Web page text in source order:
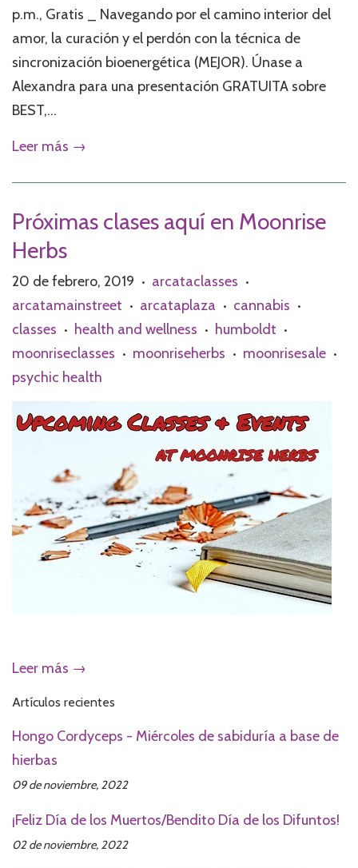
p.m., Gratis _ Navegando por el camino interior del
amor, la curación y el perdón con la técnica de
sincronización bioenergética (MEJOR). Únase a
Alexandra para una presentación GRATUITA sobre
BEST,...
Leer más →
Próximas clases aquí en Moonrise
Herbs
20 de febrero, 2019 • arcataclasses •
arcatamainstreet • arcataplaza • cannabis •
classes • health and wellness • humboldt •
moonriseclasses • moonriseherbs • moonrisesale •
psychic health
Leer más →
Artículos recientes
Hongo Cordyceps - Miércoles de sabiduría a base de
hierbas
09 de noviembre, 2022
¡Feliz Día de los Muertos/Bendito Día de los Difuntos!
02 de noviembre, 2022